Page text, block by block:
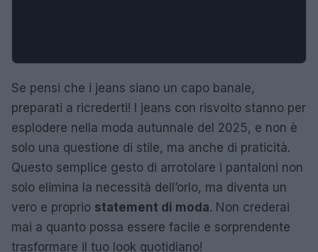
Se pensi che i jeans siano un capo banale,
preparati a ricrederti! I jeans con risvolto stanno per
esplodere nella moda autunnale del 2025, e non è
solo una questione di stile, ma anche di praticità.
Questo semplice gesto di arrotolare i pantaloni non
solo elimina la necessità dell’orlo, ma diventa un
vero e proprio statement di moda. Non crederai
mai a quanto possa essere facile e sorprendente
trasformare il tuo look quotidiano!